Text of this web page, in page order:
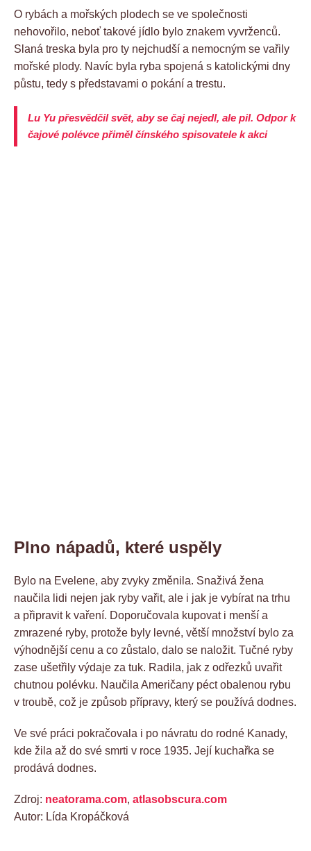
O rybách a mořských plodech se ve společnosti
nehovořilo, neboť takové jídlo bylo znakem vyvrženců.
Slaná treska byla pro ty nejchudší a nemocným se vařily
mořské plody. Navíc byla ryba spojená s katolickými dny
půstu, tedy s představami o pokání a trestu.
Lu Yu přesvědčil svět, aby se čaj nejedl, ale pil. Odpor k
čajové polévce přiměl čínského spisovatele k akci
Plno nápadů, které uspěly
Bylo na Evelene, aby zvyky změnila. Snaživá žena
naučila lidi nejen jak ryby vařit, ale i jak je vybírat na trhu
a připravit k vaření. Doporučovala kupovat i menší a
zmrazené ryby, protože byly levné, větší množství bylo za
výhodnější cenu a co zůstalo, dalo se naložit. Tučné ryby
zase ušetřily výdaje za tuk. Radila, jak z odřezků uvařit
chutnou polévku. Naučila Američany péct obalenou rybu
v troubě, což je způsob přípravy, který se používá dodnes.
Ve své práci pokračovala i po návratu do rodné Kanady,
kde žila až do své smrti v roce 1935. Její kuchařka se
prodává dodnes.
Zdroj: neatorama.com, atlasobscura.com
Autor: Lída Kropáčková